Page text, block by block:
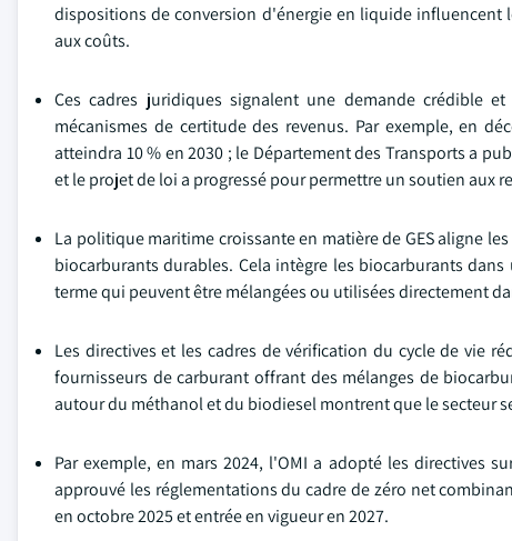
dispositions de conversion d'énergie en liquide
aux coûts.
Ces cadres juridiques signalent une demande crédible
mécanismes de certitude des revenus. Par exemple, en
atteindra 10 % en 2030 ; le Département des Transports a
et le projet de loi a progressé pour permettre un soutien aux
La politique maritime croissante en matière de GES aligne
biocarburants durables. Cela intègre les biocarburants
terme qui peuvent être mélangées ou utilisées directement
Les directives et les cadres de vérification du cycle de vie
fournisseurs de carburant offrant des mélanges de
autour du méthanol et du biodiesel montrent que le secteur
Par exemple, en mars 2024, l'OMI a adopté les directives
approuvé les réglementations du cadre de zéro net
en octobre 2025 et entrée en vigueur en 2027.